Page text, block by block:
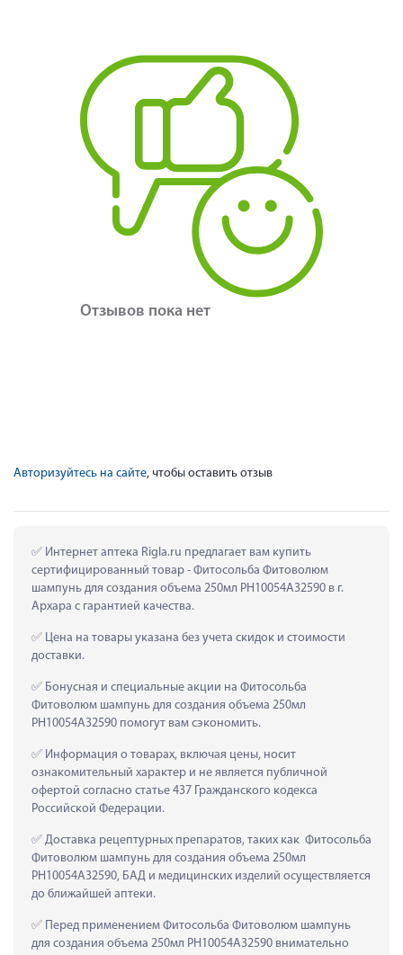
Отзывов пока нет
Авторизуйтесь на сайте, чтобы оставить отзыв
Интернет аптека Rigla.ru предлагает вам купить
сертифицированный товар - Фитосольба Фитоволюм
шампунь для создания объема 250мл PH10054A32590 в г.
Архара с гарантией качества.
Цена на товары указана без учета скидок и стоимости
доставки.
Бонусная и специальные акции на Фитосольба
Фитоволюм шампунь для создания объема 250мл
PH10054A32590 помогут вам сэкономить.
Информация о товарах, включая цены, носит
ознакомительный характер и не является публичной
офертой согласно статье 437 Гражданского кодекса
Российской Федерации.
Доставка рецептурных препаратов, таких как  Фитосольба
Фитоволюм шампунь для создания объема 250мл
PH10054A32590, БАД и медицинских изделий осуществляется
до ближайшей аптеки.
Перед применением Фитосольба Фитоволюм шампунь
для создания объема 250мл PH10054A32590 внимательно